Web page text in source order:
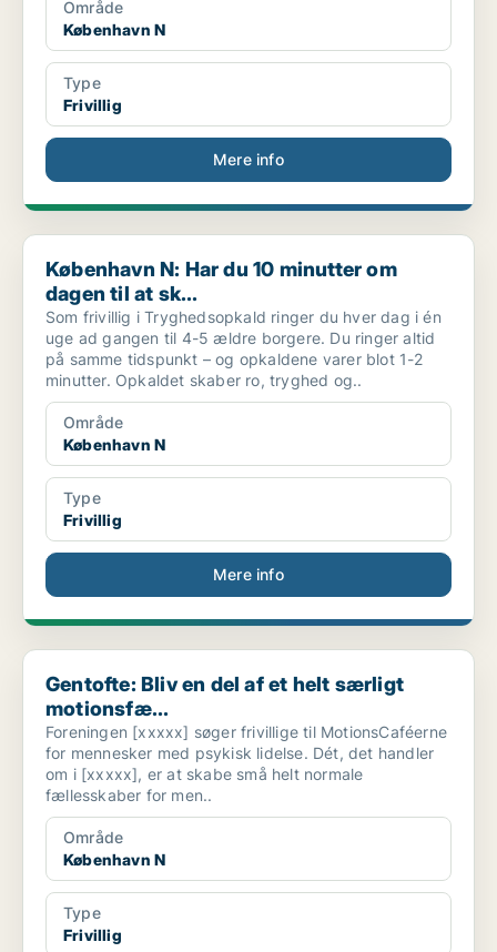
Område
København N
Type
Frivillig
Mere info
København N: Har du 10 minutter om dagen til at sk...
København N: Har du 10 minutter om
dagen til at sk...
Som frivillig i Tryghedsopkald ringer du hver dag i én
uge ad gangen til 4-5 ældre borgere. Du ringer altid
på samme tidspunkt – og opkaldene varer blot 1-2
minutter. Opkaldet skaber ro, tryghed og..
Område
København N
Type
Frivillig
Mere info
Gentofte: Bliv en del af et helt særligt motionsfæ...
Gentofte: Bliv en del af et helt særligt
motionsfæ...
Foreningen [xxxxx] søger frivillige til MotionsCaféerne
for mennesker med psykisk lidelse. Dét, det handler
om i [xxxxx], er at skabe små helt normale
fællesskaber for men..
Område
København N
Type
Frivillig